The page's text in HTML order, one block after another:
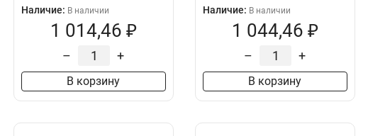
Наличие: В наличии
1 014,46 ₽
– +
В корзину
Наличие: В наличии
1 044,46 ₽
– +
В корзину